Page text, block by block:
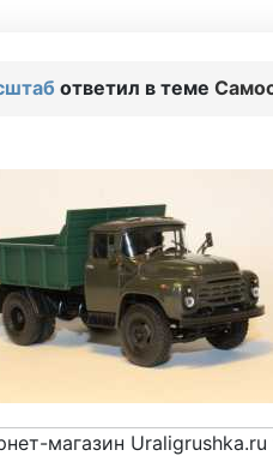
ответил в теме
магазин